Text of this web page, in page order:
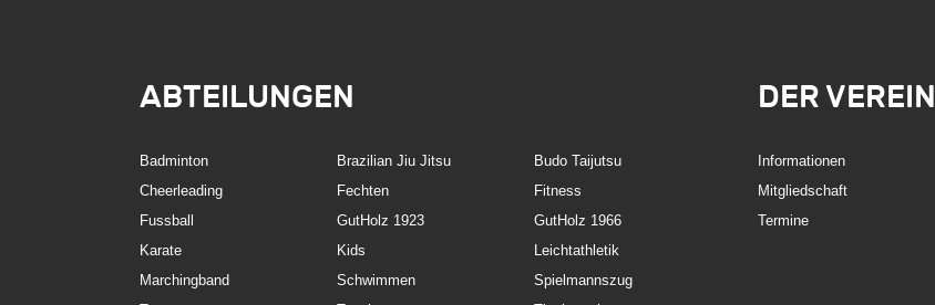
ABTEILUNGEN
Badminton Brazilian Jiu Jitsu
Budo Taijutsu
Cheerleading
Fechten
Fitness
Fussball
GutHolz 1923
GutHolz 1966
Karate
Kids
Leichtathletik
Marchingband
Schwimmen
Spielmannszug
DER VEREIN
Informationen
Mitgliedschaft
Termine